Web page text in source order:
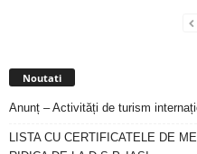
Noutati
Anunț – Activități de turism
LISTA CU CERTIFICATELE DE